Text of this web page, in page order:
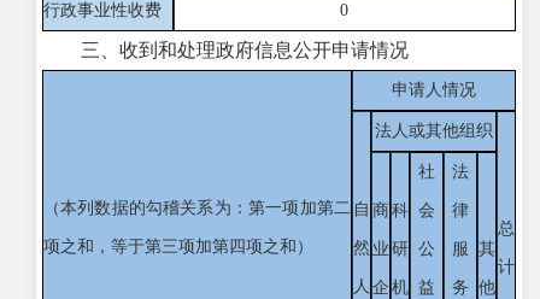
行政事业性收费 0
三、收到和处理政府信息公开申请情况
（本列数据的勾稽关系为：第一项加第二
项之和，等于第三项加第四项之和）
申请人情况
自
然
人
法人或其他组织
总
计
商
业
企
科
研
机
社
会
公
益
法
律
服
务
其
他